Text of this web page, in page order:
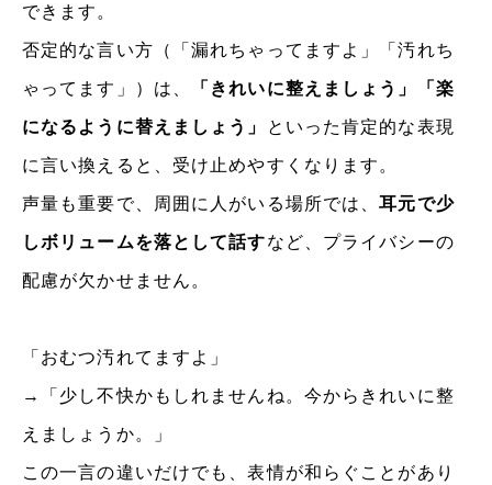
できます。
否定的な言い方（「漏れちゃってますよ」「汚れち
ゃってます」）は、 「きれいに整えましょう」「楽
になるように替えましょう」 といった肯定的な表現
に言い換えると、受け止めやすくなります。
声量も重要で、周囲に人がいる場所では、耳元で少
しボリュームを落として話すなど、プライバシーの
配慮が欠かせません。
「おむつ汚れてますよ」
→「少し不快かもしれませんね。今からきれいに整
えましょうか。」
この一言の違いだけでも、表情が和らぐことがあり